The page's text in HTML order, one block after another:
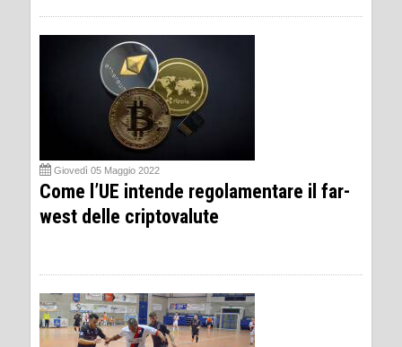
Giovedì 05 Maggio 2022
Come l’UE intende regolamentare il far-
west delle criptovalute